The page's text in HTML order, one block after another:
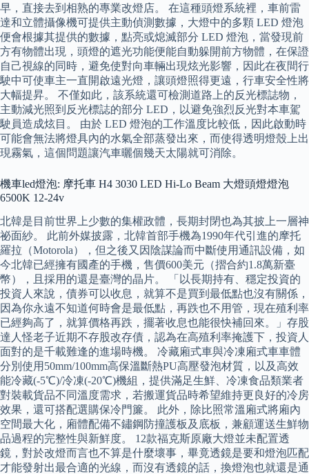
早，直接去到相熟的專業改燈店。 在這種頭燈系統裡，車前雷
達和立體攝像機可提供主動偵測數據，大燈中的多顆 LED 燈泡
便會根據其提供的數據，點亮或熄滅部分 LED 燈泡，當發現前
方有物體出現，頭燈的遮光功能便能自動躲開前方物體，在保證
自己視線的同時，避免使對向車輛出現炫光影響，因此在夜間行
駛中可使車主一直開啟遠光燈，讓頭燈照得更遠，行車安全性將
大幅提昇。 不僅如此，該系統還可檢測道路上的反光標誌物，
主動減光照到反光標誌的部分 LED，以避免強烈反光對本車駕
駛員造成炫目。 由於 LED 燈泡的工作溫度比較低，因此啟動時
可能會無法將燈具內的水氣全部蒸發出來，而使得透明燈殼上出
現霧氣，這個問題讓汽車曬個幾天太陽就可消除。
機車led燈泡: 摩托車 H4 3030 LED Hi-Lo Beam 大燈頭燈燈泡
6500K 12-24v
北韓是目前世界上少數的集權政體，長期封閉也為其披上一層神
祕面紗。 此前外媒披露，北韓首部手機為1990年代引進的摩托
羅拉（Motorola），但之後又因陰謀論而中斷使用通訊設備，如
今北韓已經擁有國產的手機，售價600美元（摺合約1.8萬新臺
幣），且採用的還是臺灣的晶片。 「以長期持有、穩定投資的
投資人來說，債券可以收息，就算不是買到最低點也沒有關係，
因為你永遠不知道何時會是最低點，再跌也不用管，現在殖利率
已經夠高了，就算價格再跌，擺著收息也能很快補回來。」存股
達人怪老子近期不存股改存債，認為在高殖利率掩護下，投資人
面對的是千載難逢的進場時機。 冷藏廂式車與冷凍廂式車車體
分別使用50mm/100mm高保溫斷熱PU高壓發泡材質，以及高效
能冷藏(-5℃)/冷凍(-20℃)機組，提供滿足生鮮、冷凍食品類業者
對裝載貨品不同溫度需求，若搬運貨品時希望維持更良好的冷房
效果，還可搭配選購保冷門簾。 此外，除比照常溫廂式將廂內
空間最大化，廂體配備不鏽鋼防撞護板及底板，兼顧運送生鮮物
品過程的完整性與新鮮度。 12款福克斯原廠大燈並未配置透
鏡，對於改燈而言也不算是什麼壞事，畢竟透鏡是要和燈泡匹配
才能發射出最合適的光線，而沒有透鏡的話，換燈泡也就還是通